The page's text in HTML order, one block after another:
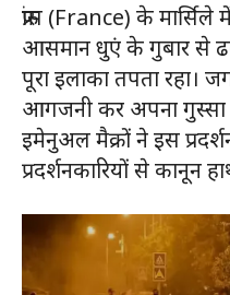
फ्रांस (France) के मार्सिले
आसमान धुएं के गुबार से
पूरा इलाका तपता रहा।
आगजनी कर अपना गुस्सा
इमेनुअल मैक्रों ने इस
प्रदर्शनकारियों से कानून